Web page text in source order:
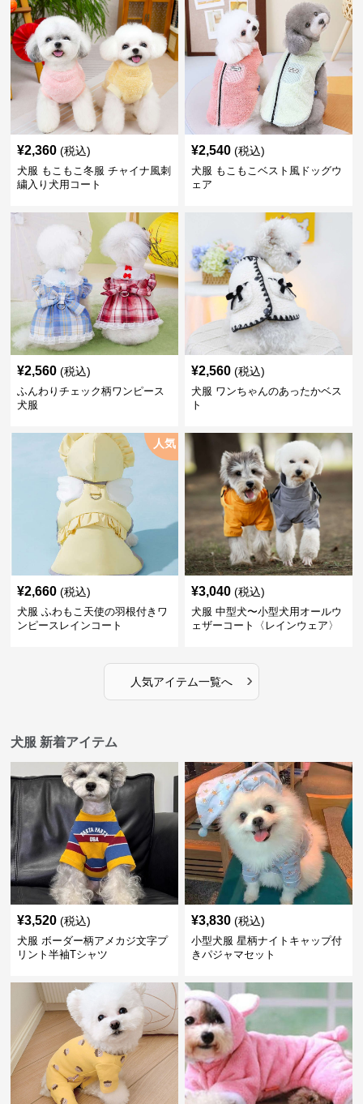
¥2,360 (税込)
犬服 もこもこ冬服 チャイナ風刺
繍入り犬用コート
¥2,540 (税込)
犬服 もこもこベスト風ドッグウ
ェア
¥2,560 (税込)
ふんわりチェック柄ワンピース
犬服
¥2,560 (税込)
犬服 ワンちゃんのあったかベス
ト
人気
¥2,660 (税込)
犬服 ふわもこ天使の羽根付きワ
ンピースレインコート
¥3,040 (税込)
犬服 中型犬〜小型犬用オールウ
ェザーコート〈レインウェア〉
人気アイテム一覧へ ›
犬服 新着アイテム
¥3,520 (税込)
犬服 ボーダー柄アメカジ文字プ
リント半袖Tシャツ
¥3,830 (税込)
小型犬服 星柄ナイトキャップ付
きパジャマセット